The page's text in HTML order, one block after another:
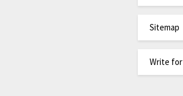
Sitemap
Write for